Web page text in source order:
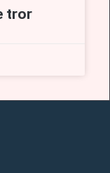
tror